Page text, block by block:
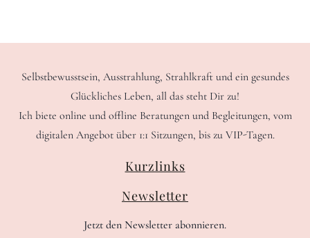
Selbstbewusstsein, Ausstrahlung, Strahlkraft und ein gesundes
Glückliches Leben, all das steht Dir zu!
Ich biete online und offline Beratungen und Begleitungen, vom
digitalen Angebot über 1:1 Sitzungen, bis zu VIP-Tagen.
Kurzlinks
Newsletter
Jetzt den Newsletter abonnieren.